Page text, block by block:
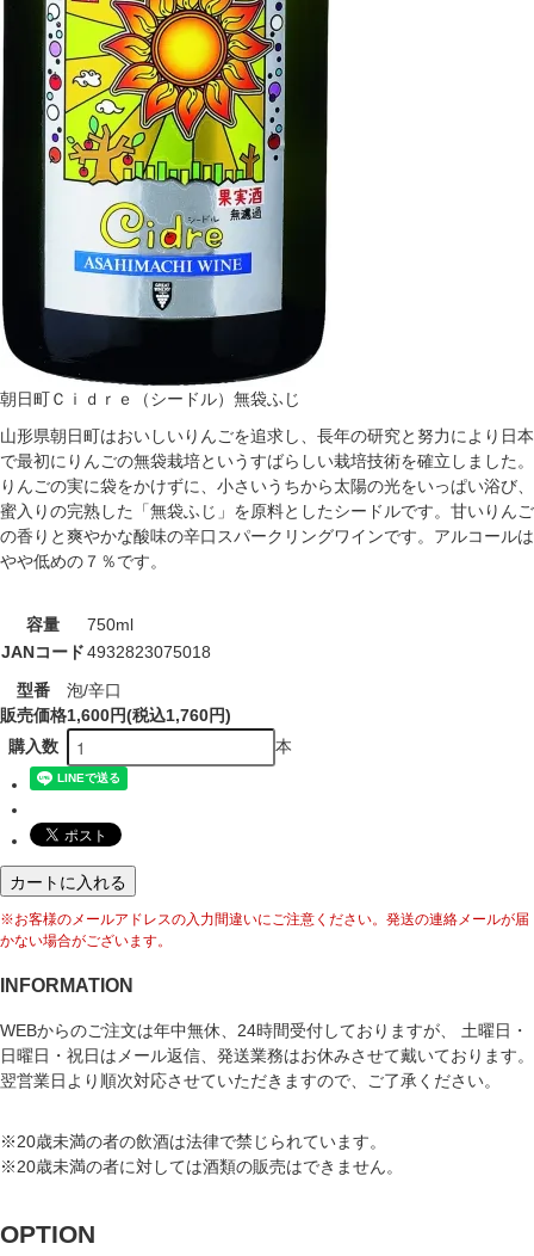
朝日町Ｃｉｄｒｅ（シードル）無袋ふじ
山形県朝日町はおいしいりんごを追求し、長年の研究と努力により日本
で最初にりんごの無袋栽培というすばらしい栽培技術を確立しました。
りんごの実に袋をかけずに、小さいうちから太陽の光をいっぱい浴び、
蜜入りの完熟した「無袋ふじ」を原料としたシードルです。甘いりんご
の香りと爽やかな酸味の辛口スパークリングワインです。アルコールは
やや低めの７％です。
容量
750ml
JANコード4932823075018
型番
泡/辛口
販売価格1,600円(税込1,760円)
購入数
本
カートに入れる
※お客様のメールアドレスの入力間違いにご注意ください。発送の連絡メールが届
かない場合がございます。
INFORMATION
WEBからのご注文は年中無休、24時間受付しておりますが、 土曜日・
日曜日・祝日はメール返信、発送業務はお休みさせて戴いております。
翌営業日より順次対応させていただきますので、ご了承ください。
※20歳未満の者の飲酒は法律で禁じられています。
※20歳未満の者に対しては酒類の販売はできません。
OPTION